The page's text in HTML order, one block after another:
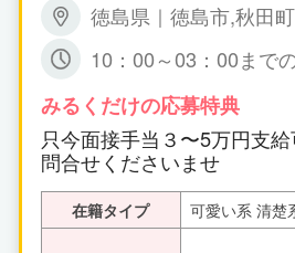
徳島県｜徳島市,秋田町
10：00～03：00まで
すょ☆ 特に、規定はあ
みるくだけの応募特典
只今面接手当３〜5万円支
問合せくださいませ
在籍タイプ 可愛い系 清楚